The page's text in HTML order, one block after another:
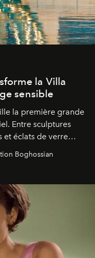
la Villa
sensible
la première grande
Entre sculptures
et éclats de verre
le souvenir
Boghossian